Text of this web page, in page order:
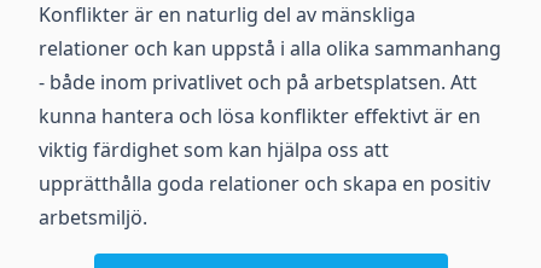
Konflikter är en naturlig del av mänskliga
relationer och kan uppstå i alla olika sammanhang
- både inom privatlivet och på arbetsplatsen. Att
kunna hantera och lösa konflikter effektivt är en
viktig färdighet som kan hjälpa oss att
upprätthålla goda relationer och skapa en positiv
arbetsmiljö.